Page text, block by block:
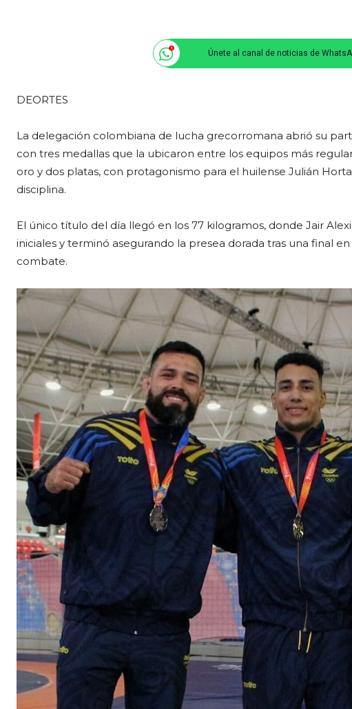
Únete al canal de noticias de
DEORTES
La delegación colombiana de lucha grecorromana abrió su
con tres medallas que la ubicaron entre los equipos más
oro y dos platas, con protagonismo para el huilense Julián
disciplina.
El único título del día llegó en los 77 kilogramos, donde Jair
iniciales y terminó asegurando la presea dorada tras una final
combate.